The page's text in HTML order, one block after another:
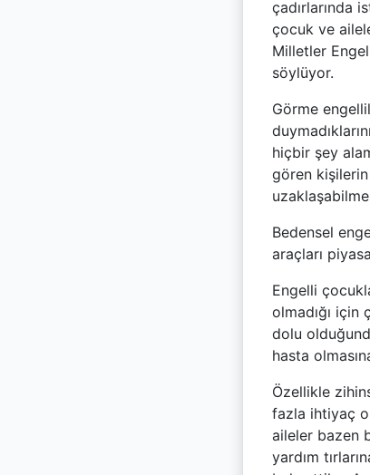
çadırlarında
çocuk ve
Milletler
söylüyor.
Görme
hiçbir şey
gören kişilerin
Bedensel
araçları
Engelli
olmadığı için
dolu
hasta
Özellikle
fazla ihtiyaç
aileler bazen
yardım